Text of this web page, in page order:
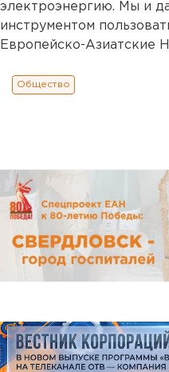
электроэнергию. Мы и
инструментом
Европейско-Азиатские
Общество